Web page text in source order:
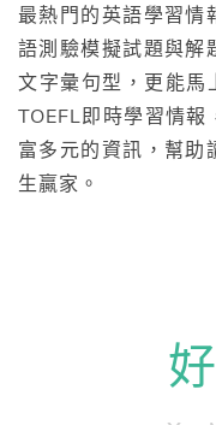
最熱門的英語學習情
語測驗模擬試題與解
文字彙句型，更能馬
TOEFL即時學習情
富多元的資訊，幫助
生贏家。